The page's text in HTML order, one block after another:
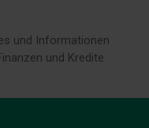
und Informationen
und Kredite